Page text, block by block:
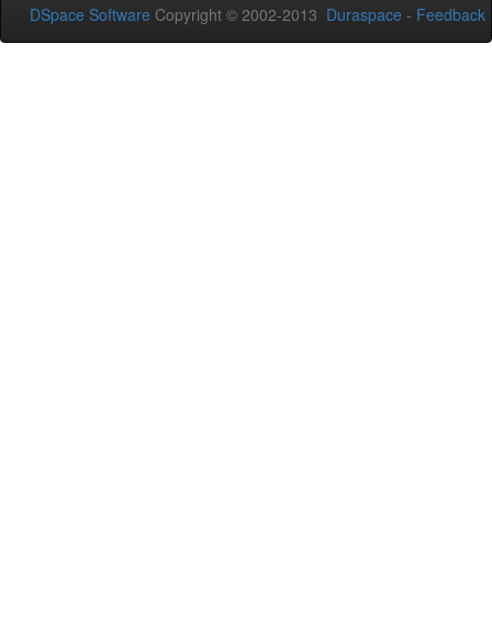
DSpace Software Copyright © 2002-2013 Duraspace - Feedback